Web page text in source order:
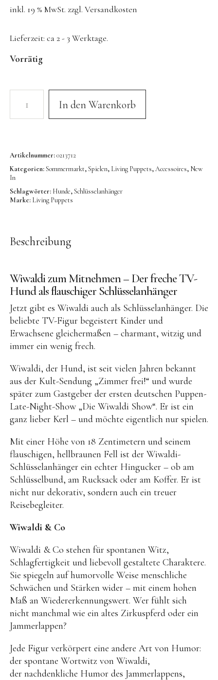
Konges Sløjd
LIEWOOD
MAVA Kinderuhren
MIKANU | Decken & Rasseln
MINI KYOMO | Kinderuhren
Mr MARIA | Leuchten
notthegirl | Seife & Kerzen
NUUKK | Papierdesign & Kissen
OVO things | Kerzenhalter
Sköna Ting | Papeterie
studio ROOF | Bastel-Sets
YEYE Sonnenbrillen für Kinder
Telmas Botanica | Kerzen
the Munio | Duftkerzen & Seifen
TILDA Puppen
Spielen
Basteln & Experimente
Bücher
Kuscheltiere
Lernspiele
Holzspielzeug
GRIMM’S
WOODEN STORY
GRAPAT
RADUGA GREZ
activity boards
lotes toys
KUMI MOOD Spielkunst
BENA | Holzbausteine
inkl. 19 % MwSt. zzgl. Versandkosten
Lieferzeit: ca 2 - 3 Werktage.
Vorrätig
In den Warenkorb
Artikelnummer:0213712
Kategorien:Sommermarkt,Spielen, Living Puppets,Accessoires, New
In
Schlagwörter: Hunde,Schlüsselanhänger
Marke: Living Puppets
Beschreibung
Wiwaldi zum Mitnehmen – Der freche TV-
Hund als flauschiger Schlüsselanhänger
Jetzt gibt es Wiwaldi auch als Schlüsselanhänger. Die
beliebte TV-Figur begeistert Kinder und
Erwachsene gleichermaßen – charmant, witzig und
immer ein wenig frech.
Wiwaldi, der Hund, ist seit vielen Jahren bekannt
aus der Kult-Sendung „Zimmer frei!“ und wurde
später zum Gastgeber der ersten deutschen Puppen-
Late-Night-Show „Die Wiwaldi Show“. Er ist ein
ganz lieber Kerl – und möchte eigentlich nur spielen.
Mit einer Höhe von 18 Zentimetern und seinem
flauschigen, hellbraunen Fell ist der Wiwaldi-
Schlüsselanhänger ein echter Hingucker – ob am
Schlüsselbund, am Rucksack oder am Koffer. Er ist
nicht nur dekorativ, sondern auch ein treuer
Reisebegleiter.
Wiwaldi & Co
Wiwaldi & Co stehen für spontanen Witz,
Schlagfertigkeit und liebevoll gestaltete Charaktere.
Sie spiegeln auf humorvolle Weise menschliche
Schwächen und Stärken wider – mit einem hohen
Maß an Wiedererkennungswert. Wer fühlt sich
nicht manchmal wie ein altes Zirkuspferd oder ein
Jammerlappen?
Jede Figur verkörpert eine andere Art von Humor:
der spontane Wortwitz von Wiwaldi,
der nachdenkliche Humor des Jammerlappens,